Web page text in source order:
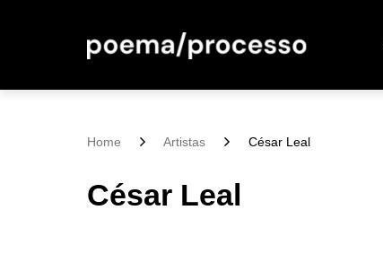
Home Artistas César Leal
César Leal